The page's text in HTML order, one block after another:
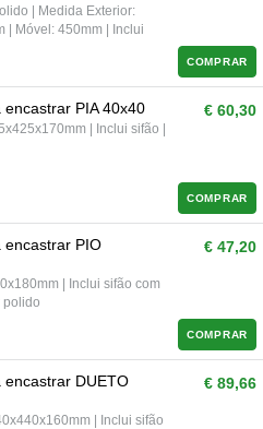
| Medida Exterior:
| Móvel: 450mm | Inclui
COMPRAR
encastrar PIA 40x40
| Inclui sifão |
€ 60,30
COMPRAR
encastrar PIO
| Inclui sifão com
polido
€ 47,20
COMPRAR
encastrar DUETO
| Inclui sifão
€ 89,66